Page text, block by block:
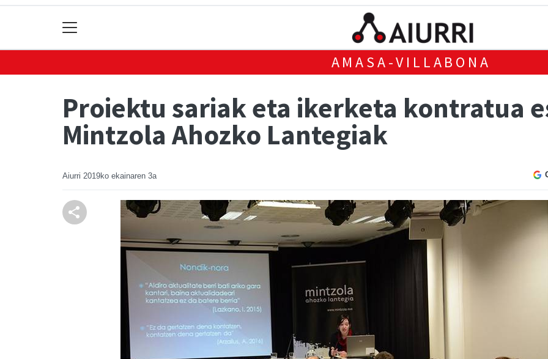
AMASA-VILLABONA
Proiektu sariak eta ikerketa kontratua
Mintzola Ahozko Lantegiak
Aiurri 2019ko ekainaren 3a